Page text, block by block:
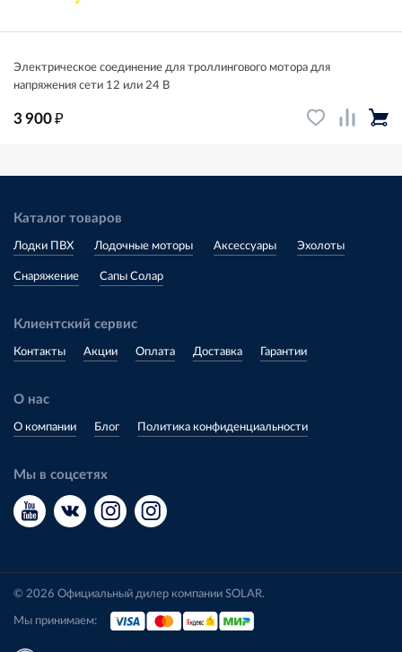
Электрическое соединение для троллингового мотора для
напряжения сети 12 или 24 В
3 900₽
Каталог товаров
Лодки ПВХ Лодочные моторы Аксессуары Эхолоты
Снаряжение Сапы Солар
Клиентский сервис
Контакты Акции Оплата Доставка Гарантии
О нас
О компании Блог Политика конфиденциальности
Мы в соцсетях
© 2026 Официальный дилер компании SOLAR.
Мы принимаем: